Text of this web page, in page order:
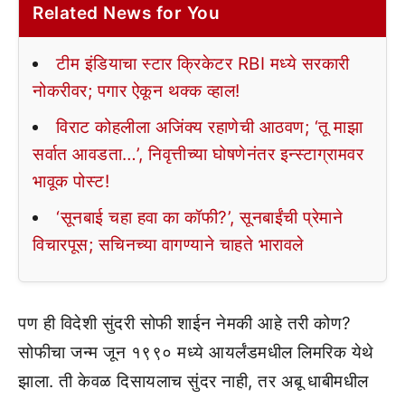
Related News for You
टीम इंडियाचा स्टार क्रिकेटर RBI मध्ये सरकारी
नोकरीवर; पगार ऐकून थक्क व्हाल!
विराट कोहलीला अजिंक्य रहाणेची आठवण; ‘तू माझा
सर्वात आवडता…’, निवृत्तीच्या घोषणेनंतर इन्स्टाग्रामवर
भावूक पोस्ट!
‘सूनबाई चहा हवा का कॉफी?’, सूनबाईंची प्रेमाने
विचारपूस; सचिनच्या वागण्याने चाहते भारावले
पण ही विदेशी सुंदरी सोफी शाईन नेमकी आहे तरी कोण?
सोफीचा जन्म जून १९९० मध्ये आयर्लंडमधील लिमरिक येथे
झाला. ती केवळ दिसायलाच सुंदर नाही, तर अबू धाबीमधील